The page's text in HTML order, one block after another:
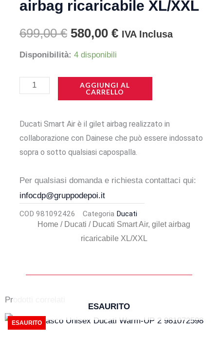
airbag ricaricabile XL/XXL
699,00€ Il
prezzo
originale
era:
699,00 €.
580,00 €Il
attuale
è:
580,00 €.
IVA Inclusa
Disponibilità: 4 disponibili
Ducati
ricaricabile
AGGIUNGI AL
CARRELLO
Ducati Smart Air è il gilet airbag realizzato in
collaborazione con Dainese che può essere indossato
sopra o sotto qualsiasi capospalla.
Per qualsiasi domanda e richiesta contattaci qui:
infocdp@gruppodepoi.it
COD 981092426 Categoria Ducati
Home / Ducati / Ducati Smart Air, gilet airbag
ricaricabile XL/XXL
Prodotti correlati
ESAURITO
ESAURITO
Il
Il